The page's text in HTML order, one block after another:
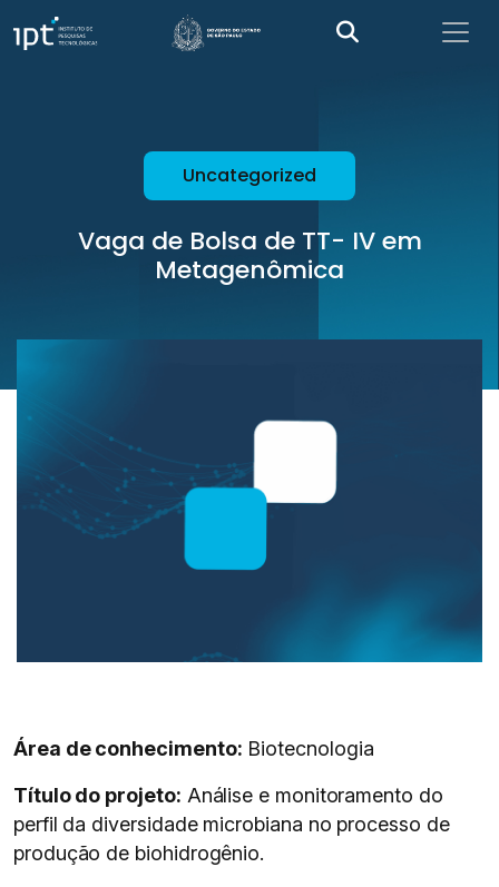
Uncategorized
Vaga de Bolsa de TT- IV em
Metagenômica
Área de conhecimento: Biotecnologia
Título do projeto: Análise e monitoramento do
perfil da diversidade microbiana no processo de
produção de biohidrogênio.